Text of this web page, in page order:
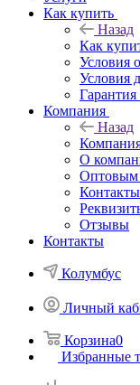
Как купить
Назад
Как
Условия
Условия
Гарантия
Компания
Назад
О
Оптовым
Контакты
Отзывы
Контакты
Колумбус
Личный
Корзина0
Избранные